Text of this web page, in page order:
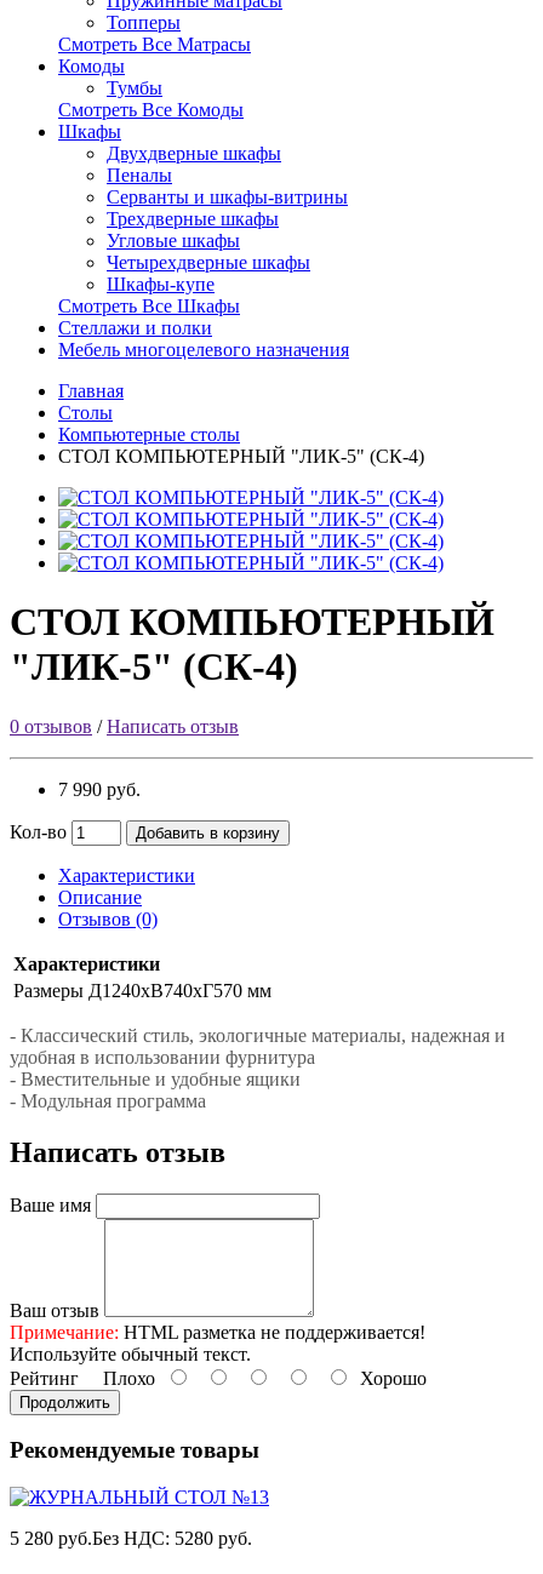
Топперы
Смотреть Все Матрасы
Комоды
Тумбы
Смотреть Все Комоды
Шкафы
Двухдверные шкафы
Пеналы
Серванты и шкафы-витрины
Трехдверные шкафы
Угловые шкафы
Четырехдверные шкафы
Шкафы-купе
Смотреть Все Шкафы
Стеллажи и полки
Мебель многоцелевого назначения
Главная
Столы
Компьютерные столы
СТОЛ КОМПЬЮТЕРНЫЙ "ЛИК-5" (СК-4)
СТОЛ КОМПЬЮТЕРНЫЙ
"ЛИК-5" (СК-4)
0 отзывов /Написать отзыв
7 990 руб.
Кол-во Добавить в корзину
Характеристики
Описание
Отзывов (0)
Характеристики
Размеры Д1240хВ740хГ570 мм
- Классический стиль, экологичные материалы, надежная и
удобная в использовании фурнитура
- Вместительные и удобные ящики
- Модульная программа
Написать отзыв
Ваше имя
Ваш отзыв
Примечание: HTML разметка не поддерживается!
Используйте обычный текст.
Рейтинг Плохо Хорошо
Продолжить
Рекомендуемые товары
5 280 руб.Без НДС: 5280 руб.